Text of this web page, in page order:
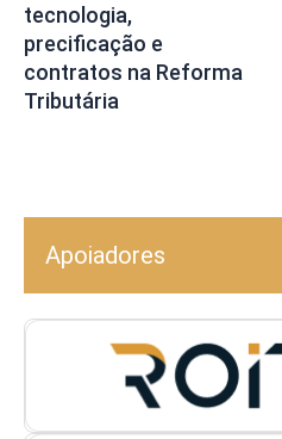
tecnologia,
precificação e
contratos na Reforma
Tributária
Apoiadores